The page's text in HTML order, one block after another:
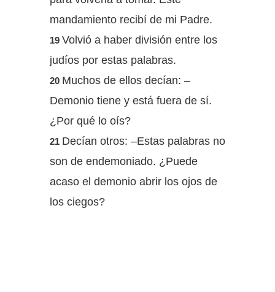
mandamiento recibí de mi Padre.
19 Volvió a haber división entre los
judíos por estas palabras.
20 Muchos de ellos decían: –
Demonio tiene y está fuera de sí.
¿Por qué lo oís?
21 Decían otros: –Estas palabras no
son de endemoniado. ¿Puede
acaso el demonio abrir los ojos de
los ciegos?